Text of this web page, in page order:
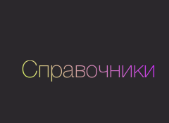
Справочники